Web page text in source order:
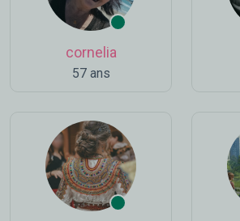
cornelia
57 ans